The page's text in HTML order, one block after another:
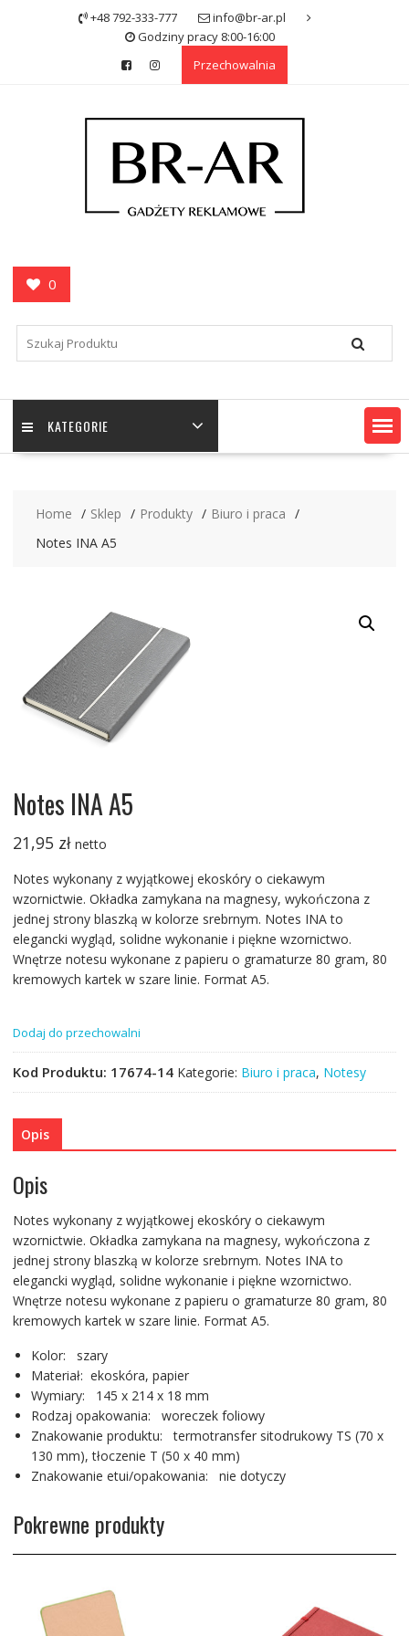
+48 792-333-777
info@br-ar.pl
Godziny pracy 8:00-16:00
Przechowalnia
0
KATEGORIE
Home Sklep Produkty
Biuro i praca
Notes INA A5
Notes INA A5
21,95 zł netto
Notes wykonany z wyjątkowej ekoskóry o ciekawym
wzornictwie. Okładka zamykana na magnesy, wykończona z
jednej strony blaszką w kolorze srebrnym. Notes INA to
elegancki wygląd, solidne wykonanie i piękne wzornictwo.
Wnętrze notesu wykonane z papieru o gramaturze 80 gram, 80
kremowych kartek w szare linie. Format A5.
Dodaj do przechowalni
Kod Produktu: 17674-14 Kategorie: Biuro i praca, Notesy
Opis
Opis
Notes wykonany z wyjątkowej ekoskóry o ciekawym
wzornictwie. Okładka zamykana na magnesy, wykończona z
jednej strony blaszką w kolorze srebrnym. Notes INA to
elegancki wygląd, solidne wykonanie i piękne wzornictwo.
Wnętrze notesu wykonane z papieru o gramaturze 80 gram, 80
kremowych kartek w szare linie. Format A5.
Kolor: szary
Materiał: ekoskóra, papier
Wymiary: 145 x 214 x 18 mm
Rodzaj opakowania: woreczek foliowy
Znakowanie produktu: termotransfer sitodrukowy TS (70 x
130 mm), tłoczenie T (50 x 40 mm)
Znakowanie etui/opakowania: nie dotyczy
Pokrewne produkty